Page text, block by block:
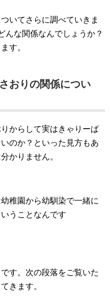
いてさらに調べていきま
んな関係なんでしょうか？
す。
おりの関係につい
からして実はきゃりーぱ
のか？といった見方もあ
かりません。
稚園から幼馴染で一緒に
うことなんです
す。次の段落をご覧いた
きます。